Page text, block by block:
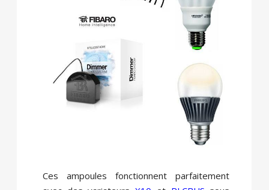
Ces ampoules fonctionnent parfaitement